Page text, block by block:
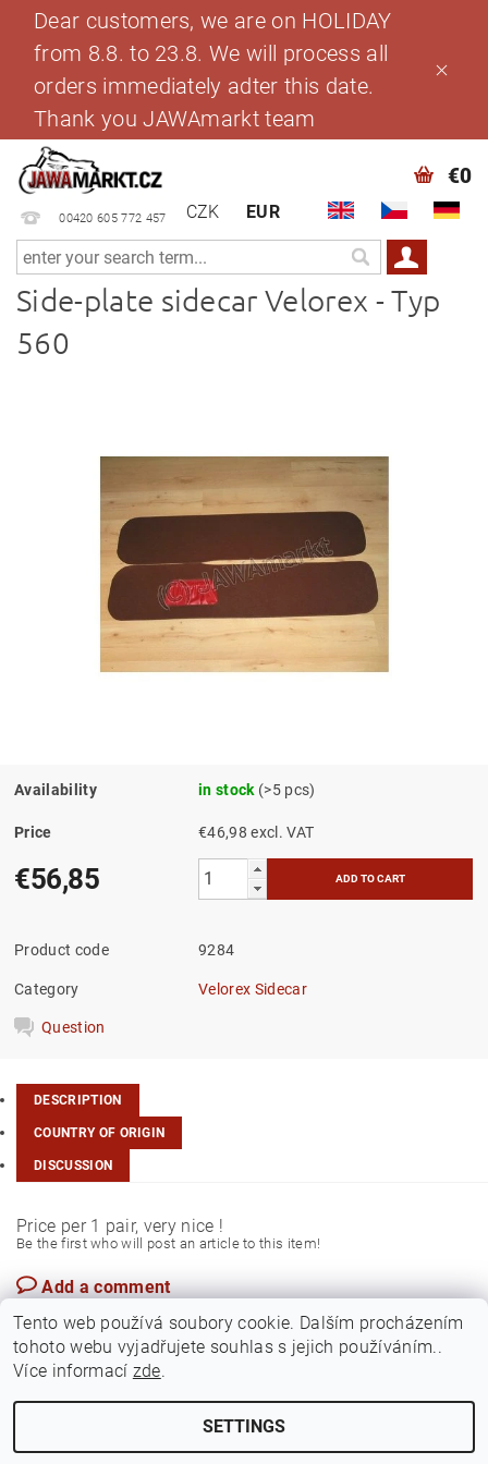
Dear customers, we are on HOLIDAY
from 8.8. to 23.8. We will process all
orders immediately adter this date.
Thank you JAWAmarkt team
00420 605 772 457 CZK EUR
€0
Side-plate sidecar Velorex - Typ
560
Availability in stock (>5 pcs)
Price €46,98 excl. VAT
€56,85
Product code 9284
Category Velorex Sidecar
Question
DESCRIPTION
COUNTRY OF ORIGIN
DISCUSSION
Price per 1 pair, very nice !
Be the first who will post an article to this item!
Add a comment
2026 ©Jawamarkt, all rights reserved.Edit cookie settings
Tento web používá soubory cookie. Dalším procházením
tohoto webu vyjadřujete souhlas s jejich používáním..
Více informací zde.
SETTINGS